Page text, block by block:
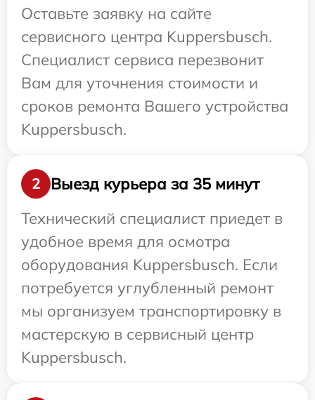
Оставьте заявку на сайте
сервисного центра Kuppersbusch.
Специалист сервиса перезвонит
Вам для уточнения стоимости и
сроков ремонта Вашего устройства
Kuppersbusch.
2
Выезд курьера за 35 минут
Технический специалист приедет в
удобное время для осмотра
оборудования Kuppersbusch. Если
потребуется углубленный ремонт
мы организуем транспортировку в
мастерскую в сервисный центр
Kuppersbusch.